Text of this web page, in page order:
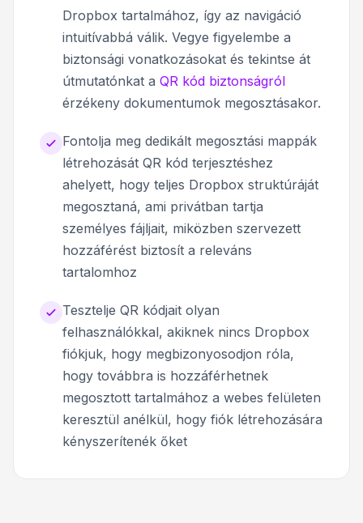
Dropbox tartalmához, így az navigáció
intuitívabbá válik. Vegye figyelembe a
biztonsági vonatkozásokat és tekintse át
útmutatónkat a QR kód biztonságról
érzékeny dokumentumok megosztásakor.
Fontolja meg dedikált megosztási mappák
létrehozását QR kód terjesztéshez
ahelyett, hogy teljes Dropbox struktúráját
megosztaná, ami privátban tartja
személyes fájljait, miközben szervezett
hozzáférést biztosít a releváns
tartalomhoz
Tesztelje QR kódjait olyan
felhasználókkal, akiknek nincs Dropbox
fiókjuk, hogy megbizonyosodjon róla,
hogy továbbra is hozzáférhetnek
megosztott tartalmához a webes felületen
keresztül anélkül, hogy fiók létrehozására
kényszerítenék őket